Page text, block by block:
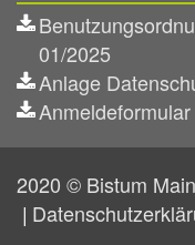
01/2025
Anlage
Anmeldeformular
2020 © Bistum